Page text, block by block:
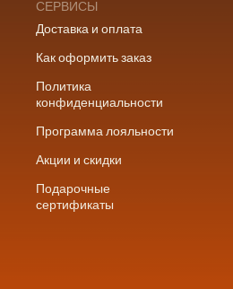
СЕРВИСЫ
Доставка и оплата
Как оформить заказ
Политика
конфиденциальности
Программа лояльности
Акции и скидки
Подарочные
сертификаты